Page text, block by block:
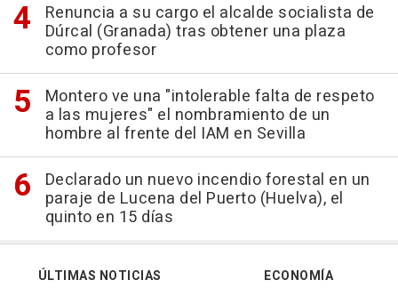
Renuncia a su cargo el alcalde socialista de
Dúrcal (Granada) tras obtener una plaza
como profesor
Montero ve una "intolerable falta de respeto
a las mujeres" el nombramiento de un
hombre al frente del IAM en Sevilla
Declarado un nuevo incendio forestal en un
paraje de Lucena del Puerto (Huelva), el
quinto en 15 días
ÚLTIMAS NOTICIAS
ECONOMÍA